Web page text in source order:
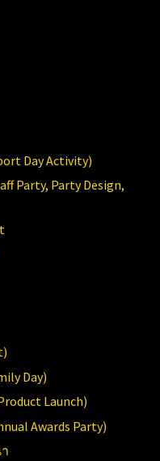
Day Activity)
Party, Party Design,
Day)
Launch)
Awards Party)